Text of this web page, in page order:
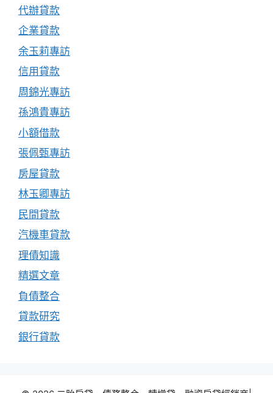
代辦貸款
企業貸款
余玉莉專訪
信用貸款
周錦光專訪
孫鴻貴專訪
小額借款
張佩甄專訪
房屋貸款
林玉卿專訪
民間貸款
汽機車貸款
理債知識
精選文章
負債整合
貸款研究
銀行貸款